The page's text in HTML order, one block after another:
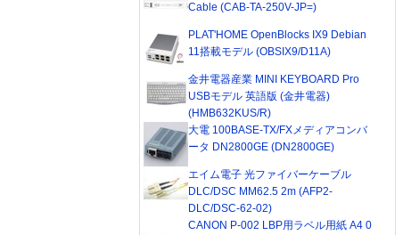
Cable (CAB-TA-250V-JP=)
PLAT'HOME OpenBlocks IX9 Debian
11搭載モデル (OBSIX9/D11A)
金井電器産業 MINI KEYBOARD Pro
USBモデル 英語版 (金井電器)
(HMB632KUS/R)
大電 100BASE-TX/FXメディアコンバ
ータ DN2800GE (DN2800GE)
エイム電子 光ファイバーケーブル
DLC/DSC MM62.5 2m (AFP2-
DLC/DSC-62-02)
CANON P-002 LBP用ラベル用紙 A4 0